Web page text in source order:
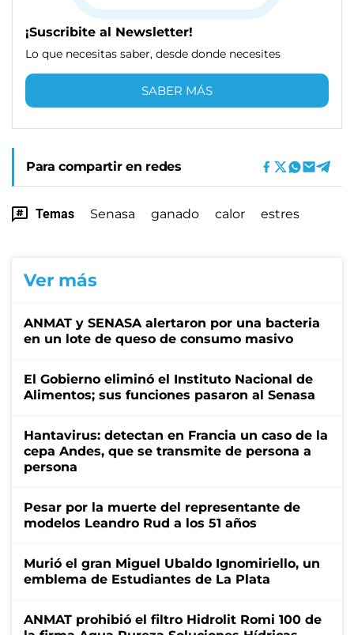
¡Suscribite al Newsletter!
Lo que necesitas saber, desde donde necesites
SABER MÁS
Para compartir en redes
Temas Senasa ganado calor estres
Ver más
ANMAT y SENASA alertaron por una bacteria
en un lote de queso de consumo masivo
El Gobierno eliminó el Instituto Nacional de
Alimentos; sus funciones pasaron al Senasa
Hantavirus: detectan en Francia un caso de la
cepa Andes, que se transmite de persona a
persona
Pesar por la muerte del representante de
modelos Leandro Rud a los 51 años
Murió el gran Miguel Ubaldo Ignomiriello, un
emblema de Estudiantes de La Plata
ANMAT prohibió el filtro Hidrolit Romi 100 de